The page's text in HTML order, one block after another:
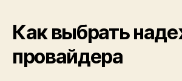
Как выбрать
провайдера